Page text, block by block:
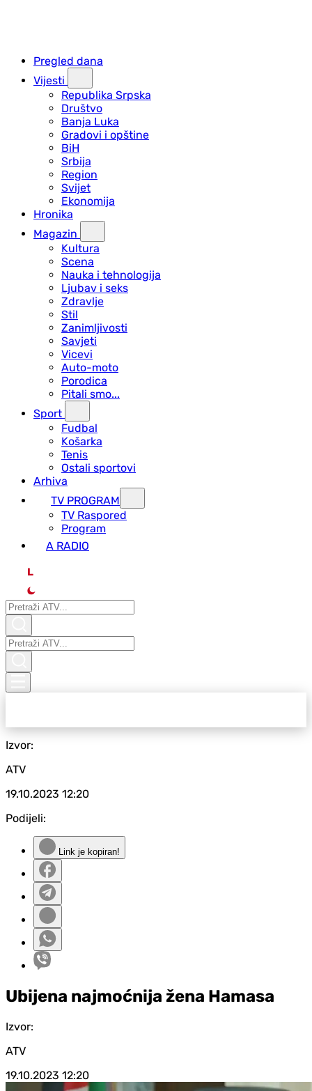
Pregled dana
Vijesti
Republika Srpska
Društvo
Banja Luka
Gradovi i opštine
BiH
Srbija
Region
Svijet
Ekonomija
Hronika
Magazin
Kultura
Scena
Nauka i tehnologija
Ljubav i seks
Zdravlje
Stil
Zanimljivosti
Savjeti
Vicevi
Auto-moto
Porodica
Pitali smo...
Sport
Fudbal
Košarka
Tenis
Ostali sportovi
Arhiva
TV PROGRAM
ТV Raspored
Program
A RADIO
L
Izvor:
ATV
19.10.2023 12:20
Podijeli:
Link je kopiran!
Ubijena najmoćnija žena Hamasa
Izvor:
ATV
19.10.2023 12:20